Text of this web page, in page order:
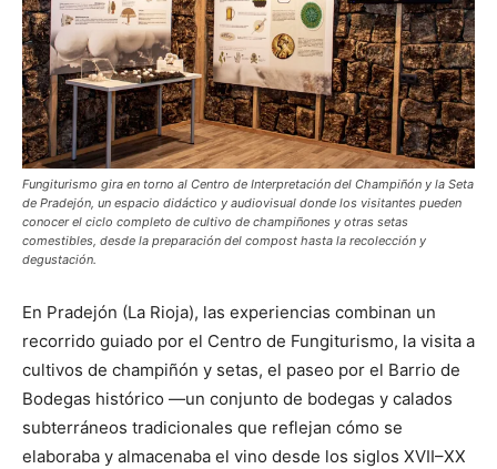
Fungiturismo gira en torno al Centro de Interpretación del Champiñón y la Seta
de Pradejón, un espacio didáctico y audiovisual donde los visitantes pueden
conocer el ciclo completo de cultivo de champiñones y otras setas
comestibles, desde la preparación del compost hasta la recolección y
degustación.
En Pradejón (La Rioja), las experiencias combinan un
recorrido guiado por el Centro de Fungiturismo, la visita a
cultivos de champiñón y setas, el paseo por el Barrio de
Bodegas histórico —un conjunto de bodegas y calados
subterráneos tradicionales que reflejan cómo se
elaboraba y almacenaba el vino desde los siglos XVII–XX